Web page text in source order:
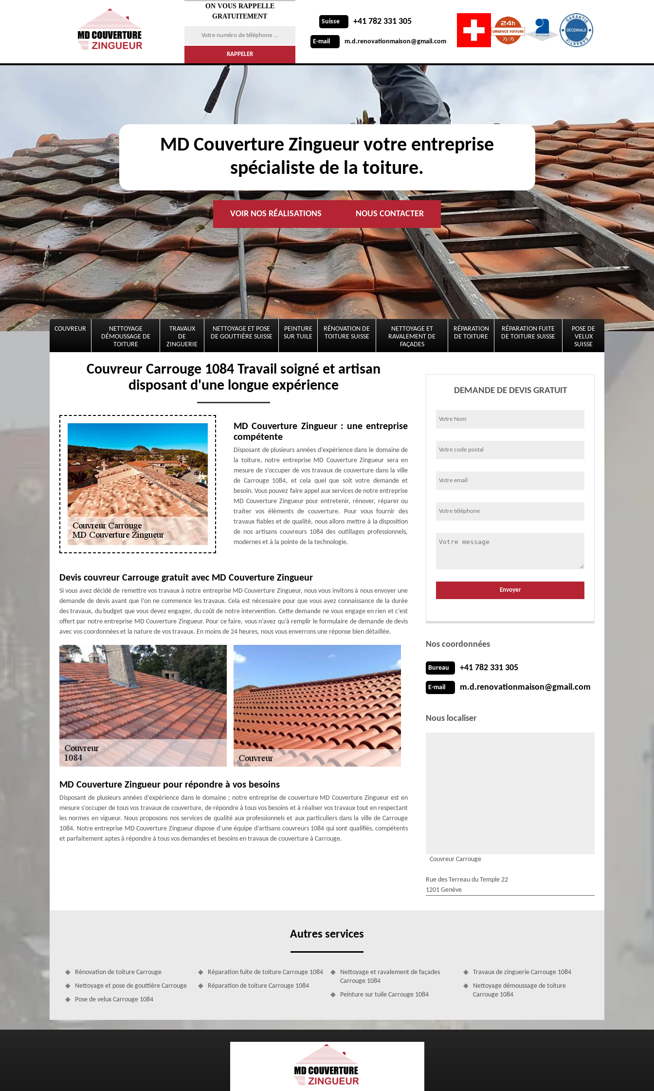
ON VOUS RAPPELLE
GRATUITEMENT
Suisse +41 782 331 305
E-mail m.d.renovationmaison@gmail.com
MD Couverture Zingueur votre entreprise
spécialiste de la toiture.
VOIR NOS RÉALISATIONS NOUS CONTACTER
COUVREUR
NETTOYAGE
DÉMOUSSAGE DE
TOITURE
TRAVAUX
DE
ZINGUERIE
NETTOYAGE ET POSE
DE GOUTTIÈRE SUISSE
PEINTURE
SUR TUILE
RÉNOVATION DE
TOITURE SUISSE
NETTOYAGE ET
RAVALEMENT DE
FAÇADES
RÉPARATION
DE TOITURE
RÉPARATION FUITE
DE TOITURE SUISSE
POSE DE
VELUX
SUISSE
Couvreur Carrouge 1084 Travail soigné et artisan
disposant d'une longue expérience
MD Couverture Zingueur : une entreprise
compétente
Disposant de plusieurs années d’expérience dans le domaine de
la toiture, notre entreprise MD Couverture Zingueur sera en
mesure de s’occuper de vos travaux de couverture dans la ville
de Carrouge 1084, et cela quel que soit votre demande et
besoin. Vous pouvez faire appel aux services de notre entreprise
MD Couverture Zingueur pour entretenir, rénover, réparer ou
traiter vos éléments de couverture. Pour vous fournir des
travaux fiables et de qualité, nous allons mettre à la disposition
de nos artisans couvreurs 1084 des outillages professionnels,
modernes et à la pointe de la technologie.
Devis couvreur Carrouge gratuit avec MD Couverture Zingueur
Si vous avez décidé de remettre vos travaux à notre entreprise MD Couverture Zingueur, nous vous invitons à nous envoyer une
demande de devis avant que l’on ne commence les travaux. Cela est nécessaire pour que vous ayez connaissance de la durée
des travaux, du budget que vous devez engager, du coût de notre intervention. Cette demande ne vous engage en rien et c’est
offert par notre entreprise MD Couverture Zingueur. Pour ce faire, vous n’avez qu’à remplir le formulaire de demande de devis
avec vos coordonnées et la nature de vos travaux. En moins de 24 heures, nous vous enverrons une réponse bien détaillée.
MD Couverture Zingueur pour répondre à vos besoins
Disposant de plusieurs années d’expérience dans le domaine ; notre entreprise de couverture MD Couverture Zingueur est en
mesure s’occuper de tous vos travaux de couverture, de répondre à tous vos besoins et à réaliser vos travaux tout en respectant
les normes en vigueur. Nous proposons nos services de qualité aux professionnels et aux particuliers dans la ville de Carrouge
1084. Notre entreprise MD Couverture Zingueur dispose d’une équipe d’artisans couvreurs 1084 qui sont qualifiés, compétents
et parfaitement aptes à répondre à tous vos demandes et besoins en travaux de couverture à Carrouge.
Disposant d’une solide expérience dans le domaine de la toiture, nous ne cessons d’innover et de trouver de nouvelle technique
et méthode pour que vous puissiez bénéficier d’une toiture performante : étanche, isole bien, esthétique et résistante. En
DEMANDE DE DEVIS GRATUIT
Nos coordonnées
Bureau +41 782 331 305
E-mail m.d.renovationmaison@gmail.com
Nous localiser
Couvreur Carrouge
Rue des Terreau du Temple 22
1201 Genève
Autres services
Rénovation de toiture Carrouge
Nettoyage et pose de gouttière Carrouge
Pose de velux Carrouge 1084
Réparation fuite de toiture Carrouge 1084
Réparation de toiture Carrouge 1084
Nettoyage et ravalement de façades
Carrouge 1084
Peinture sur tuile Carrouge 1084
Travaux de zinguerie Carrouge 1084
Nettoyage démoussage de toiture
Carrouge 1084